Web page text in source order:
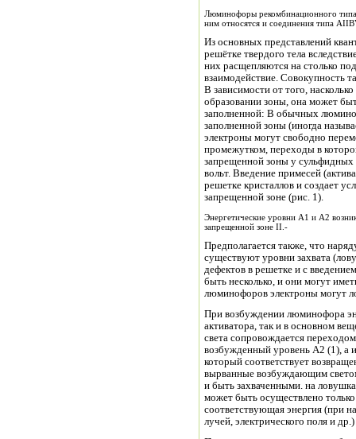
Люминофоры рекомбинационного
ним относятся и соединения типа
Из основных представлений
решётке твердого тела
них расщепляются на столько
взаимодействие. Совокупность
В зависимости от того,
образовании зоны, она может
заполненной: В обычных
заполненной зоны (иногда
электроны могут свободно
промежутком, переходы в
запрещенной зоны у сульфидных
вольт. Введение примесей
решетке кристаллов и создает
запрещенной зоне (рис. 1).
Энергетические уровни А1 и А2
запрещенной зоне II.-
Предполагается также, что
существуют уровни захвата
дефектов в решетке и с
быть несколько, и они могут
люминофоров электроны могут
При возбуждении люминофора
активатора, так и в основном
света сопровождается
возбужденный уровень А2 (1), а
который соответствует
вырванные возбуждающим светом, могут также перейти в зону проводимости (3)
и быть захваченными. на
может быть осуществлено
соответствующая энергия (при
лучей, электрического поля и